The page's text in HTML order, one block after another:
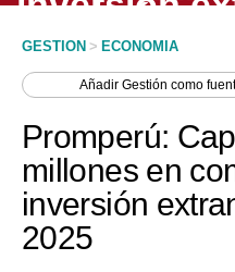
Economía
Mercados
Perú
GESTION > ECONOMIA
AñadirGestión como
Promperú:
millones en
inversión
2025